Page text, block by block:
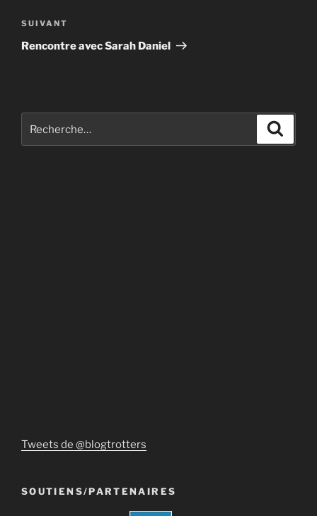
Article
suivant
SUIVANT
Rencontre avec Sarah Daniel
pour
Tweets de @blogtrotters
SOUTIENS/PARTENAIRES